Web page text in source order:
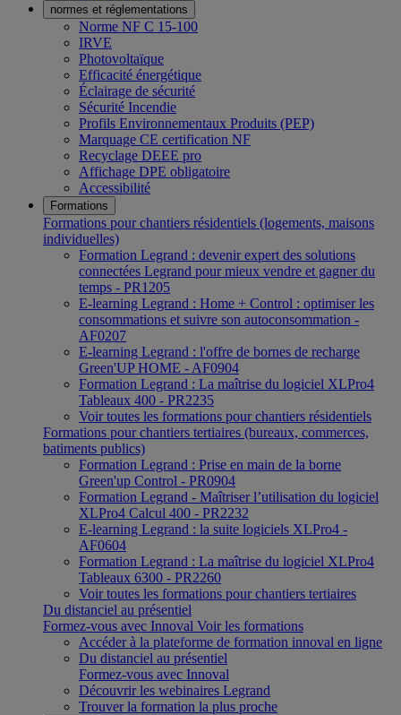
normes et réglementations
Norme NF C 15-100
IRVE
Photovoltaïque
Efficacité énergétique
Éclairage de sécurité
Sécurité Incendie
Profils Environnementaux Produits (PEP)
Marquage CE certification NF
Recyclage DEEE pro
Affichage DPE obligatoire
Accessibilité
Formations
Formations pour chantiers résidentiels (logements, maisons
individuelles)
Formation Legrand : devenir expert des solutions
connectées Legrand pour mieux vendre et gagner du
temps - PR1205
E-learning Legrand : Home + Control : optimiser les
consommations et suivre son autoconsommation -
AF0207
E-learning Legrand : l'offre de bornes de recharge
Green'UP HOME - AF0904
Formation Legrand : La maîtrise du logiciel XLPro4
Tableaux 400 - PR2235
Voir toutes les formations pour chantiers résidentiels
Formations pour chantiers tertiaires (bureaux, commerces,
batiments publics)
Formation Legrand : Prise en main de la borne
Green'up Control - PR0904
Formation Legrand - Maîtriser l’utilisation du logiciel
XLPro4 Calcul 400 - PR2232
E-learning Legrand : la suite logiciels XLPro4 -
AF0604
Formation Legrand : La maîtrise du logiciel XLPro4
Tableaux 6300 - PR2260
Voir toutes les formations pour chantiers tertiaires
Du distanciel au présentiel
Formez-vous avec Innoval Voir les formations
Accéder à la plateforme de formation innoval en ligne
Du distanciel au présentiel
Formez-vous avec Innoval
Découvrir les webinaires Legrand
Trouver la formation la plus proche